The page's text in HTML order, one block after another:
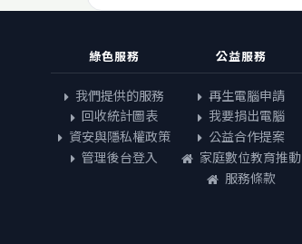
綠色服務
我們提供的服務
回收統計圖表
資安與隱私權政策
管理後台登入
公益服務
再生電腦申請
我要捐出電腦
公益合作提案
家庭數位教育推動
服務條款